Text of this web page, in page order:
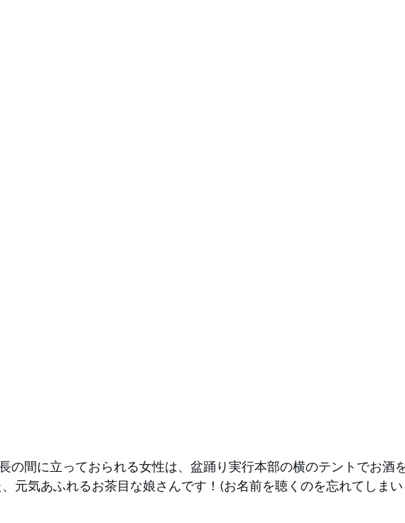
元気あふれるお茶目な娘さんです！(お名前を聴くのを忘れてしまい